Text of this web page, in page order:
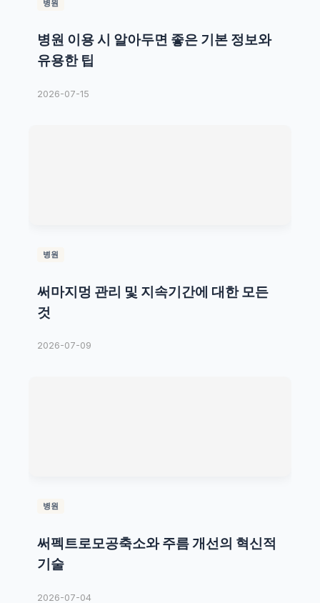
병원
병원 이용 시 알아두면 좋은 기본 정보와
유용한 팁
2026-07-15
병원
써마지멍 관리 및 지속기간에 대한 모든
것
2026-07-09
병원
써펙트로모공축소와 주름 개선의 혁신적
기술
2026-07-04